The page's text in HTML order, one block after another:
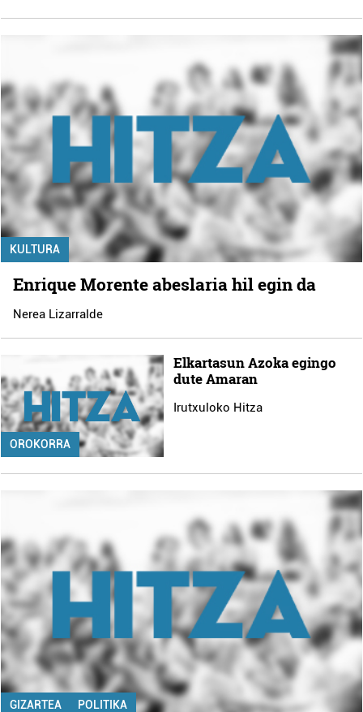
KULTURA
Enrique Morente abeslaria hil egin da
Nerea Lizarralde
OROKORRA
Elkartasun Azoka egingo
dute Amaran
Irutxuloko Hitza
GIZARTEA POLITIKA